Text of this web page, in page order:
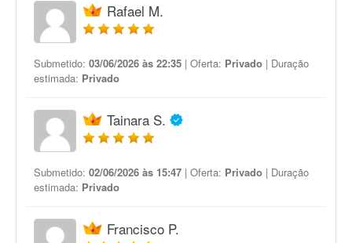
Rafael M.
Submetido: 03/06/2026 às 22:35 | Oferta: Privado | Duração
estimada: Privado
Tainara S.
Submetido: 02/06/2026 às 15:47 | Oferta: Privado | Duração
estimada: Privado
Francisco P.